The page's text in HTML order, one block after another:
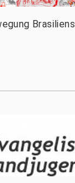
Brasiliens